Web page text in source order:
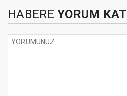
HABERE YORUM KAT